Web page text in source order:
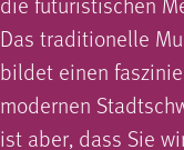
Das traditionelle
bildet einen
modernen
ist aber, dass Sie